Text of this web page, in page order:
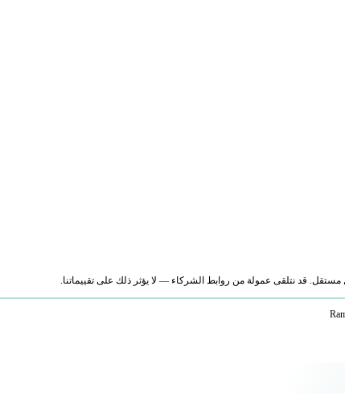
قد نتلقى عمولة من روابط الشركاء — لا يؤثر ذلك على تقييماتنا.